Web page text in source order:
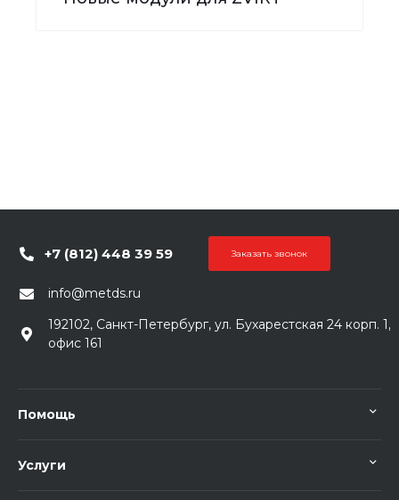
+7 (812) 448 39 59 Заказать звонок
info@metds.ru
192102, Санкт-Петербург, ул. Бухарестская 24 корп. 1,
офис 161
Помощь
Услуги